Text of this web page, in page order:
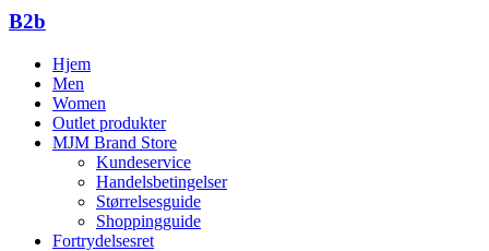
B2b
Hjem
Men
Women
Outlet produkter
MJM Brand Store
Kundeservice
Handelsbetingelser
Størrelsesguide
Shoppingguide
Fortrydelsesret